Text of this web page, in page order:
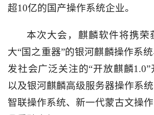
超10亿的国产操作系统企业。
本次大会，麒麟软件将携荣
大“国之重器”的银河麒麟操作系
发社会广泛关注的“开放麒麟1.0”
以及银河麒麟高级服务器操作系
智联操作系统、新一代蒙古文操